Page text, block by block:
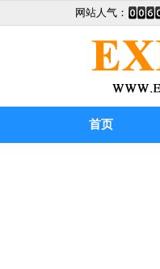
网站人气：
首页